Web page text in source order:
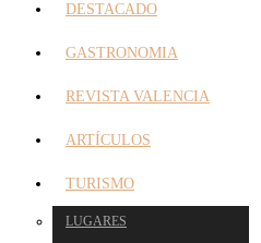
DESTACADO
GASTRONOMIA
REVISTA VALENCIA
ARTÍCULOS
TURISMO
LUGARES